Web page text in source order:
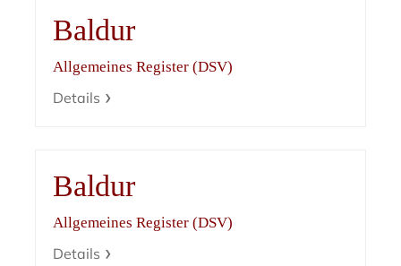
Baldur
Allgemeines Register (DSV)
Details
Baldur
Allgemeines Register (DSV)
Details